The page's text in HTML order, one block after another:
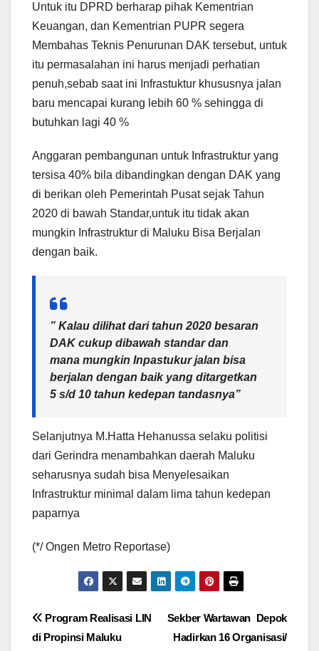
Untuk itu DPRD berharap pihak Kementrian
Keuangan, dan Kementrian PUPR segera
Membahas Teknis Penurunan DAK tersebut, untuk
itu permasalahan ini harus menjadi perhatian
penuh,sebab saat ini Infrastuktur khususnya jalan
baru mencapai kurang lebih 60 % sehingga di
butuhkan lagi 40 %
Anggaran pembangunan untuk Infrastruktur yang
tersisa 40% bila dibandingkan dengan DAK yang
di berikan oleh Pemerintah Pusat sejak Tahun
2020 di bawah Standar,untuk itu tidak akan
mungkin Infrastruktur di Maluku Bisa Berjalan
dengan baik.
” Kalau dilihat dari tahun 2020 besaran
DAK cukup dibawah standar dan
mana mungkin Inpastukur jalan bisa
berjalan dengan baik yang ditargetkan
5 s/d 10 tahun kedepan tandasnya”
Selanjutnya M.Hatta Hehanussa selaku politisi
dari Gerindra menambahkan daerah Maluku
seharusnya sudah bisa Menyelesaikan
Infrastruktur minimal dalam lima tahun kedepan
paparnya
(*/ Ongen Metro Reportase)
Navigasi
Sekber Wartawan Depok
Hadirkan 16 Organisasi/
Program Realisasi LIN
di Propinsi Maluku